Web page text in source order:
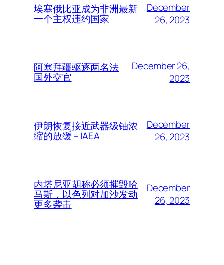
埃塞俄比亚成为非洲最新
一个主权违约国家
December
26, 2023
阿塞拜疆驱逐两名法
国外交官
December 26,
2023
伊朗恢复接近武器级铀浓
缩的放缓 – IAEA
December
26, 2023
内塔尼亚胡称必须摧毁哈
马斯，以色列对加沙发动
更多袭击
December
26, 2023